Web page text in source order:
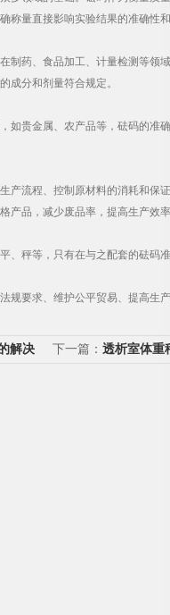
称量直接影响实验结果的准确性
制药、食品加工、计量检测等
成分和剂量符合规定。
如贵金属、农产品等，砝码的准
产流程、控制原材料的消耗和
产品，减少废品率，提高生产效率
、秤等，只有在与之配套的砝
规要求、维护公平贸易、提高生
解决
下一篇： 透析室体重